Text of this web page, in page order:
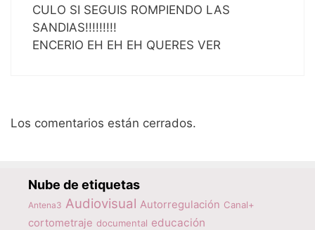
CULO SI SEGUIS ROMPIENDO LAS
SANDIAS!!!!!!!!!
ENCERIO EH EH EH QUERES VER
Los comentarios están cerrados.
Nube de etiquetas
Antena3 Audiovisual Autorregulación Canal+
cortometraje documental educación